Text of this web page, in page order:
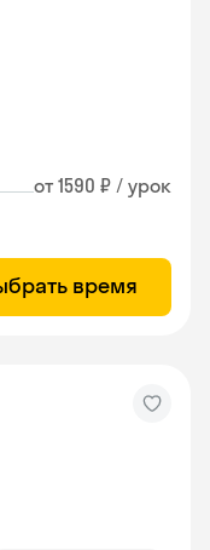
от 1590 ₽ / урок
время